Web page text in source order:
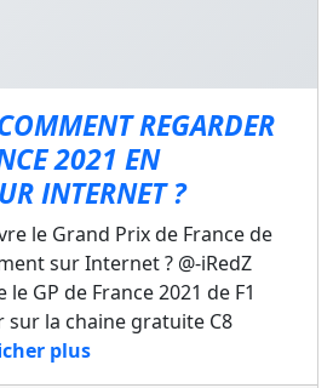
REGARDER
2021 EN
INTERNET ?
le Grand Prix de France de
sur Internet ? @-iRedZ
GP de France 2021 de F1
sur la chaine gratuite C8
plus